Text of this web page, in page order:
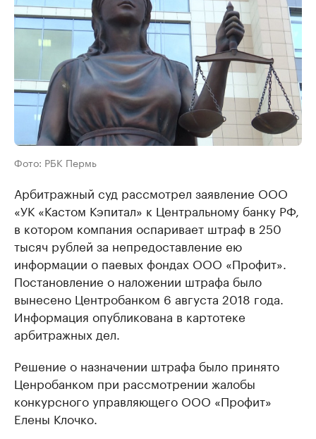
Фото: РБК Пермь
Арбитражный суд рассмотрел заявление ООО
«УК «Кастом Кэпитал» к Центральному банку РФ,
в котором компания оспаривает штраф в 250
тысяч рублей за непредоставление ею
информации о паевых фондах ООО «Профит».
Постановление о наложении штрафа было
вынесено Центробанком 6 августа 2018 года.
Информация опубликована в картотеке
арбитражных дел.
Решение о назначении штрафа было принято
Ценробанком при рассмотрении жалобы
конкурсного управляющего ООО «Профит»
Елены Клочко.